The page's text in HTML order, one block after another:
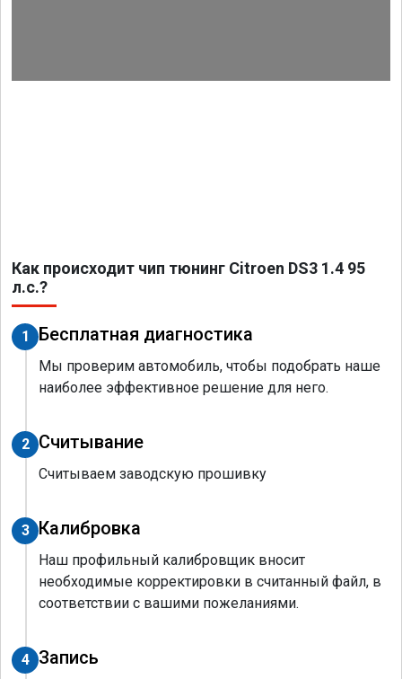
Как происходит чип тюнинг Citroen DS3 1.4 95
л.с.?
1 Бесплатная диагностика
Мы проверим автомобиль, чтобы подобрать наше
наиболее эффективное решение для него.
2 Считывание
Считываем заводскую прошивку
3 Калибровка
Наш профильный калибровщик вносит
необходимые корректировки в считанный файл, в
соответствии с вашими пожеланиями.
4 Запись